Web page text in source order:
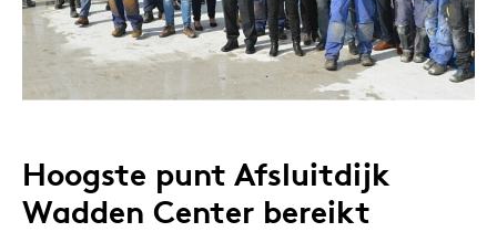
Hoogste punt Afsluitdijk
Wadden Center bereikt